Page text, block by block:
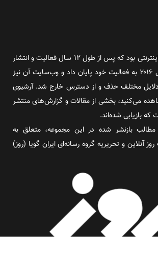
روز آنلاین روزنامه‌ای اینترنتی بود که پس از طول ۱۲ سال فعالیت و انتشار
۲۵۰۰ شماره، در سال ۲۰۱۶ به فعالیت خود پایان داد و وب‌سایت آن نیز
مختلف حذف و از دسترس خارج شد. آرشیوی
می‌کنید، بخشی از مقالات و گزارش‌های منتشر
که بازیابی شده‌اند.
بازنشر شده در این مجموعه، متعلق به
آنلاین و تحریریه گروه رسانه‌ای ایران گویا (روز)